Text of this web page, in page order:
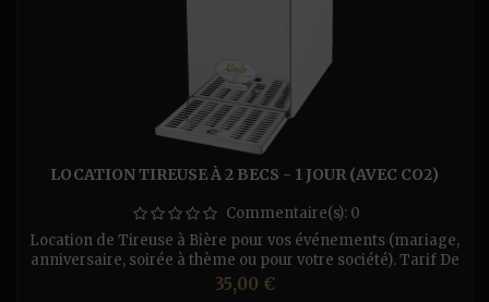
LOCATION TIREUSE À 2 BECS - 1 JOUR (AVEC CO2)
Commentaire(s): 0
Location de Tireuse à Bière pour vos événements (mariage,
anniversaire, soirée à thème ou pour votre société). Tarif De
La Location : (Par Jour) - Pour la tireuse Perfecdraft (fût
Prix
35,00 €